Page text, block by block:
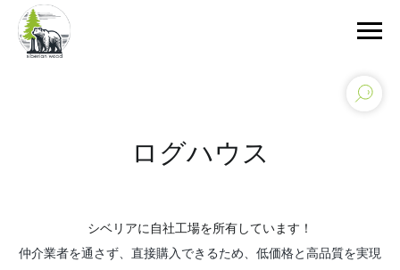
ログハウス
シベリアに自社工場を所有しています！
仲介業者を通さず、直接購入できるため、低価格と高品質を実現